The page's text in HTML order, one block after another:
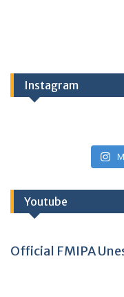
Instagram
Youtube
Official FMIPA